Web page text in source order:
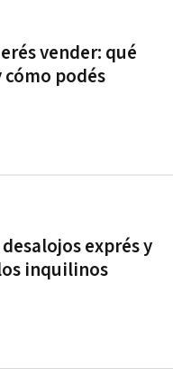
vender: qué
podés
exprés y
inquilinos